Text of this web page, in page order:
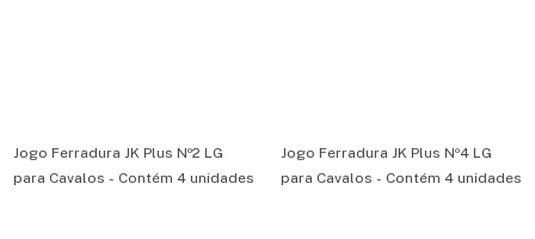
Jogo Ferradura JK Plus Nº2 LG
para Cavalos - Contém 4 unidades
Jogo Ferradura JK Plus Nº4 LG
para Cavalos - Contém 4 unidades